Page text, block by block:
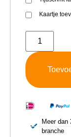
Kaartje
Meer dan
branche